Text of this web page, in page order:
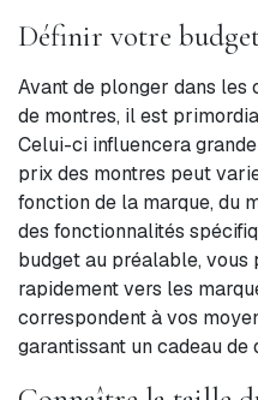
Définir votre
Avant de plonger dans
de montres, il est
Celui-ci influencera
prix des montres peut
fonction de la marque, du
des fonctionnalités
budget au préalable,
rapidement vers les
correspondent à vos
garantissant un cadeau